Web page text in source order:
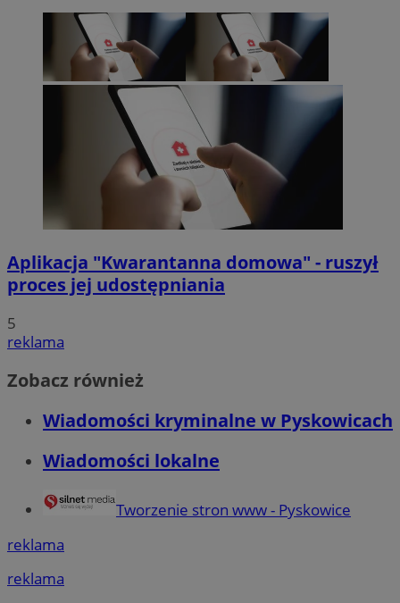
Aplikacja "Kwarantanna domowa" - ruszył
proces jej udostępniania
5
reklama
Zobacz również
Wiadomości kryminalne w Pyskowicach
Wiadomości lokalne
Tworzenie stron www - Pyskowice
reklama
reklama